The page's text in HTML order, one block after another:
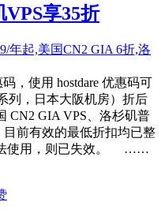
VPS享35折
，使用 hostdare 优惠码可
列，日本大阪机房）折后
CN2 GIA VPS、洛杉矶普
目前有效的最低折扣均已整
法使用，则已失效。 ……